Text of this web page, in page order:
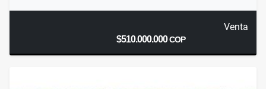
Venta
$510.000.000COP